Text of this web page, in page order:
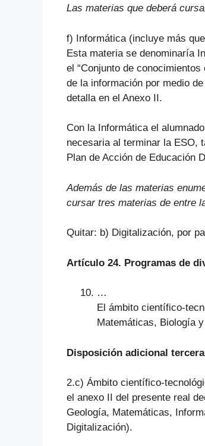
Las materias que deberá
f) Informática (incluye más
Esta materia se denominaría
el “Conjunto de
de la información por medio
detalla en el Anexo II.
Con la Informática el
necesaria al terminar la ESO,
Plan de Acción de Educación
Además de las materias
cursar tres materias de entre
Quitar: b) Digitalización, por
Artículo 24. Programas de
…
El ámbito científico-
Matemáticas, Biología
Disposición adicional
2.c) Ámbito científico-
el anexo II del presente real
Geología, Matemáticas,
Digitalización).